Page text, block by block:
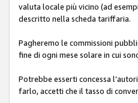
valuta locale più vicino (ad
descritto nella scheda tariffaria.
Pagheremo le commissioni
fine di ogni mese solare in cui
Potrebbe esserti concessa
farlo, accetti che il tasso di